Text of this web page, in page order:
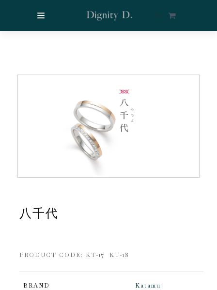
$ 0
八千代
PRODUCT CODE: KT-17 KT-18
BRAND Katamu